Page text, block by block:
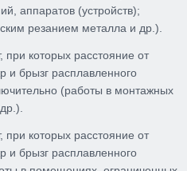
аппаратов (устройств);
резанием металла и др.).
при которых расстояние от
и брызг расплавленного
(работы в монтажных
которых расстояние от
и брызг расплавленного